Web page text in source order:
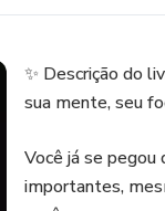
✨ Descrição do
sua mente, seu
Você já se pegou
importantes,